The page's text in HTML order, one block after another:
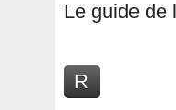
Le guide de
R